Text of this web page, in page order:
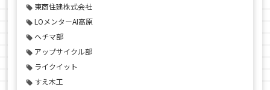
東商住建株式会社
LOメンターAI高原
ヘチマ部
アップサイクル部
ライクイット
すえ木工